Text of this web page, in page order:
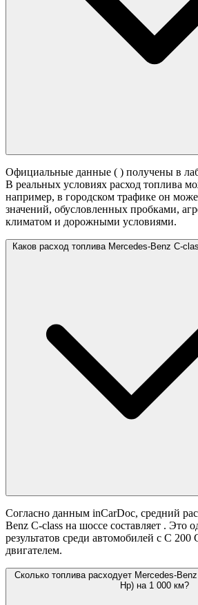
Официальные данные ( ) получены в
В реальных условиях расход топлива
например, в городском трафике он
значений, обусловленных пробками,
климатом и дорожными условиями.
Каков расход топлива Mercedes-Benz C-
Согласно данным inCarDoc, средний
Benz C-class на шоссе составляет . Это
результатов среди автомобилей с C
двигателем.
Сколько топлива расходует Mercedes-
Hp) на 1 000 км?